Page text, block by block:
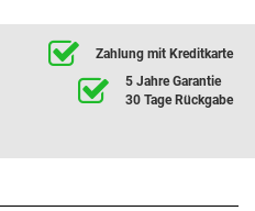
Zahlung mit Kreditkarte
5 Jahre Garantie
30 Tage Rückgabe